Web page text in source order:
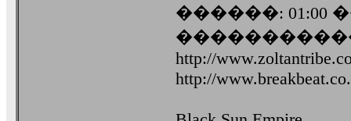
������: 01:00
http://
http://